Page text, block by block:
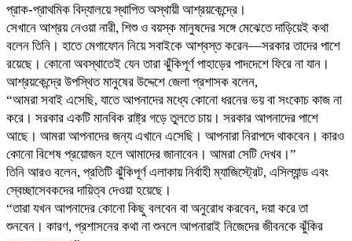
প্রাক-প্রাথমিক বিদ্যালয়ে স্থাপিত অস্থায়ী আশ্রয়কেন্দ্রে।
সেখানে আশ্রয় নেওয়া নারী, শিশু ও বয়স্ক মানুষদের সঙ্গে মেঝেতে দাড়িয়েই কথা
বলেন তিনি। হাতে মেগাফোন নিয়ে সবাইকে আশ্বস্ত করেন—সরকার তাদের পাশে
রয়েছে। কোনো অবস্থাতেই যেন তারা ঝুঁকিপূর্ণ পাহাড়ের পাদদেশে ফিরে না যান।
আশ্রয়কেন্দ্রে উপস্থিত মানুষের উদ্দেশে জেলা প্রশাসক বলেন,
“আমরা সবাই এসেছি, যাতে আপনাদের মধ্যে কোনো ধরনের ভয় বা সংকোচ কাজ না
করে। সরকার একটি মানবিক রাষ্ট্র গড়ে তুলতে চায়। সরকার আপনাদের পাশে
আছে। আমরা আপনাদের জন্য এখানে এসেছি। আপনারা নিরাপদে থাকবেন। কারও
কোনো বিশেষ প্রয়োজন হলে আমাদের জানাবেন। আমরা সেটি দেখব।”
তিনি আরও বলেন, প্রতিটি ঝুঁকিপূর্ণ এলাকায় নির্বাহী ম্যাজিস্ট্রেট, এসিল্যান্ড এবং
স্বেচ্ছাসেবকদের দায়িত্ব দেওয়া হয়েছে।
“তারা যখন আপনাদের কোনো কিছু বলবেন বা অনুরোধ করবেন, দয়া করে তা
শুনবেন। কারণ, প্রশাসনের কথা না শুনলে আপনারাই নিজেদের জীবনকে ঝুঁকির